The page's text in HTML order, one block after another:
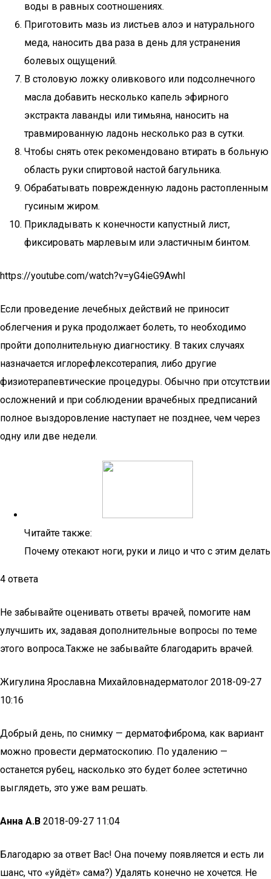
воды в равных соотношениях.
Приготовить мазь из листьев алоэ и натурального
меда, наносить два раза в день для устранения
болевых ощущений.
В столовую ложку оливкового или подсолнечного
масла добавить несколько капель эфирного
экстракта лаванды или тимьяна, наносить на
травмированную ладонь несколько раз в сутки.
Чтобы снять отек рекомендовано втирать в больную
область руки спиртовой настой багульника.
Обрабатывать поврежденную ладонь растопленным
гусиным жиром.
Прикладывать к конечности капустный лист,
фиксировать марлевым или эластичным бинтом.
https://youtube.com/watch?v=yG4ieG9AwhI
Если проведение лечебных действий не приносит
облегчения и рука продолжает болеть, то необходимо
пройти дополнительную диагностику. В таких случаях
назначается иглорефлексотерапия, либо другие
физиотерапевтические процедуры. Обычно при отсутствии
осложнений и при соблюдении врачебных предписаний
полное выздоровление наступает не позднее, чем через
одну или две недели.
Читайте также:
Почему отекают ноги, руки и лицо и что с этим делать
4 ответа
Не забывайте оценивать ответы врачей, помогите нам
улучшить их, задавая дополнительные вопросы по теме
этого вопроса.Также не забывайте благодарить врачей.
Жигулина Ярославна Михайловнадерматолог 2018-09-27
10:16
Добрый день, по снимку — дерматофиброма, как вариант
можно провести дерматоскопию. По удалению —
останется рубец, насколько это будет более эстетично
выглядеть, это уже вам решать.
Анна А.В 2018-09-27 11:04
Благодарю за ответ Вас! Она почему появляется и есть ли
шанс, что «уйдёт» сама?) Удалять конечно не хочется. Не